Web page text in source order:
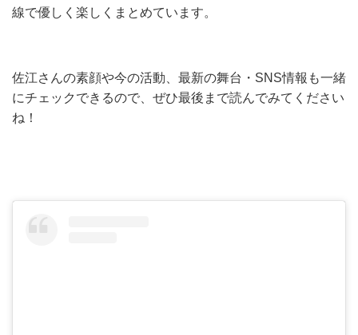
線で優しく楽しくまとめています。
佐江さんの素顔や今の活動、最新の舞台・SNS情報も一緒
にチェックできるので、ぜひ最後まで読んでみてください
ね！